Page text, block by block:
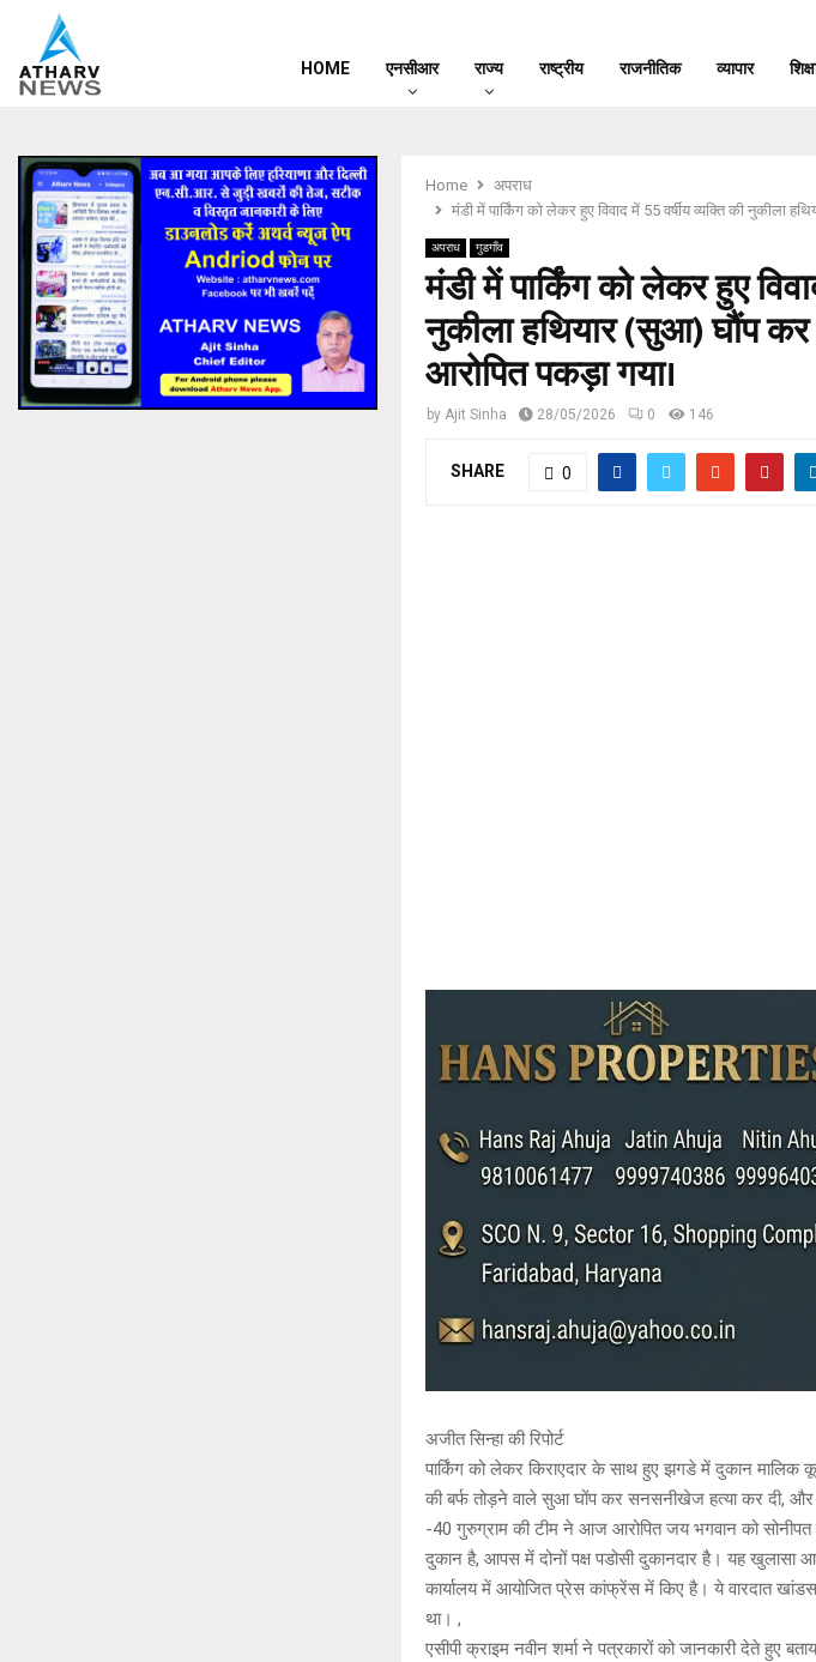
HOME एनसीआर राज्य राष्ट्रीय राजनीतिक व्यापार
Home
अपराध
मंडी में पार्किंग को लेकर हुए विवाद में 55 वर्षीय व्यक्ति की
अपराध गुडगाँव
मंडी में पार्किंग को लेकर हुए
नुकीला हथियार (सुआ) घौंप
आरोपित पकड़ा गया।
by Ajit Sinha 28/05/2026 0 146
SHARE 0
अजीत सिन्हा की रिपोर्ट
पार्किंग को लेकर किराएदार के साथ हुए झगडे में दुकान
की बर्फ तोड़ने वाले सुआ घोंप कर सनसनीखेज हत्या कर दी, और
-40 गुरुग्राम की टीम ने आज आरोपित जय भगवान को
दुकान है, आपस में दोनों पक्ष पडोसी दुकानदार है। यह खुलासा
कार्यालय में आयोजित प्रेस कांफ्रेंस में किए है। ये वारदात
था। ,
एसीपी क्राइम नवीन शर्मा ने पत्रकारों को जानकारी देते हुए